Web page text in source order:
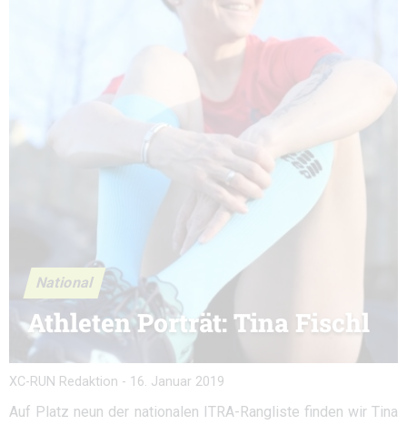
National
Athleten Porträt: Tina Fischl
XC-RUN Redaktion - 16. Januar 2019
Auf Platz neun der nationalen ITRA-Rangliste finden wir Tina